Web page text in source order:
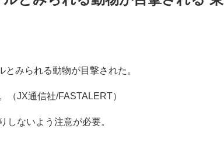
みられる動物が目撃された。
（JX通信社/FASTALERT）
しないよう注意が必要。